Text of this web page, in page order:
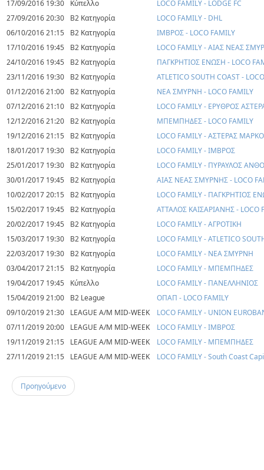
17/09/2016 19:30 Κύπελλο
LOCO FAMILY - LODGE FC
27/09/2016 20:30
Β2 Κατηγορία
LOCO FAMILY - DHL
06/10/2016 21:15
Β2 Κατηγορία
ΙΜΒΡΟΣ - LOCO FAMILY
17/10/2016 19:45
Β2 Κατηγορία
LOCO FAMILY - ΑΙΑΣ ΝΕΑΣ
24/10/2016 19:45
Β2 Κατηγορία
ΠΑΓΚΡΗΤΙΟΣ ΕΝΩΣΗ - LOCO
23/11/2016 19:30
Β2 Κατηγορία
ATLETICO SOUTH COAST -
01/12/2016 21:00
Β2 Κατηγορία
ΝΕΑ ΣΜΥΡΝΗ - LOCO FAMILY
07/12/2016 21:10
Β2 Κατηγορία
LOCO FAMILY - ΕΡΥΘΡΟΣ
12/12/2016 21:20
Β2 Κατηγορία
ΜΠΕΜΠΗΔΕΣ - LOCO FAMILY
19/12/2016 21:15
Β2 Κατηγορία
LOCO FAMILY - ΑΣΤΕΡΑΣ
18/01/2017 19:30
Β2 Κατηγορία
LOCO FAMILY - ΙΜΒΡΟΣ
25/01/2017 19:30
Β2 Κατηγορία
LOCO FAMILY - ΠΥΡΑΥΛΟΣ
30/01/2017 19:45
Β2 Κατηγορία
ΑΙΑΣ ΝΕΑΣ ΣΜΥΡΝΗΣ - LOCO
10/02/2017 20:15
Β2 Κατηγορία
LOCO FAMILY - ΠΑΓΚΡΗΤΙΟΣ
15/02/2017 19:45
Β2 Κατηγορία
ΑΤΤΑΛΟΣ ΚΑΙΣΑΡΙΑΝΗΣ - LOCO
20/02/2017 19:45
Β2 Κατηγορία
LOCO FAMILY - ΑΓΡΟΤΙΚΗ
15/03/2017 19:30
Β2 Κατηγορία
LOCO FAMILY - ATLETICO
22/03/2017 19:30
Β2 Κατηγορία
LOCO FAMILY - ΝΕΑ ΣΜΥΡΝΗ
03/04/2017 21:15
Β2 Κατηγορία
LOCO FAMILY - ΜΠΕΜΠΗΔΕΣ
19/04/2017 19:45
Κύπελλο
LOCO FAMILY - ΠΑΝΕΛΛΗΝΙΟΣ
15/04/2019 21:00
B2 League
ΟΠΑΠ - LOCO FAMILY
09/10/2019 21:30
LEAGUE A/M MID-WEEK
LOCO FAMILY - UNION
07/11/2019 20:00
LEAGUE A/M MID-WEEK
LOCO FAMILY - ΙΜΒΡΟΣ
19/11/2019 21:15
LEAGUE A/M MID-WEEK
LOCO FAMILY - ΜΠΕΜΠΗΔΕΣ
27/11/2019 21:15
LEAGUE A/M MID-WEEK LOCO FAMILY - South Coast
Προηγούμενο